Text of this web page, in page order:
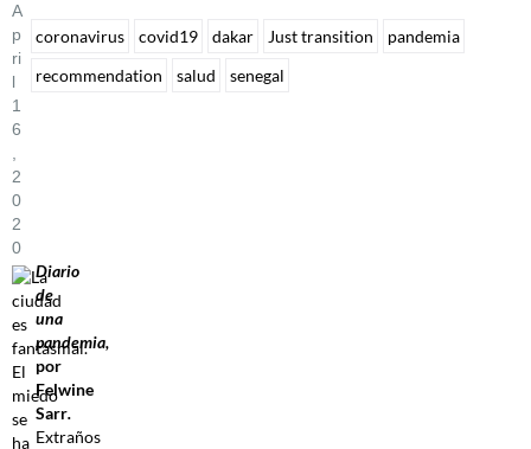
A
P
Ri
L
1
6
,
2
0
2
0
Diario
de
una
pandemia,
por
Felwine
Sarr.
Extraños
coronavirus covid19 dakar Just transition
pandemia
recommendation
salud senegal